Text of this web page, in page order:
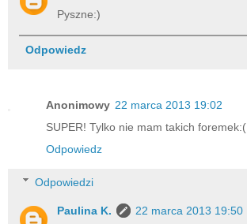
Pyszne:)
Odpowiedz
Anonimowy 22 marca 2013 19:02
SUPER! Tylko nie mam takich foremek:(
Odpowiedz
Odpowiedzi
Paulina K. 22 marca 2013 19:50